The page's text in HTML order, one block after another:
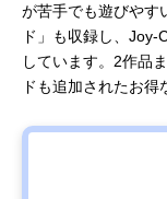
が苦手でも遊びやす
ド」も収録し、
しています。2作品
ドも追加されたお得